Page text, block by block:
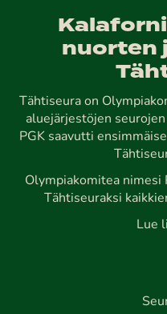
nuorten
Tähtiseura on
aluejärjestöjen
PGK saavutti
Olympiakomitea nimesi
Tähtiseuraksi
Lue